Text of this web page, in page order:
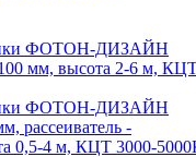
ФОТОН-ДИЗАЙН
мм, высота 2-6 м,
ФОТОН-ДИЗАЙН
рассеиватель -
0,5-4 м, КЦТ 3000-